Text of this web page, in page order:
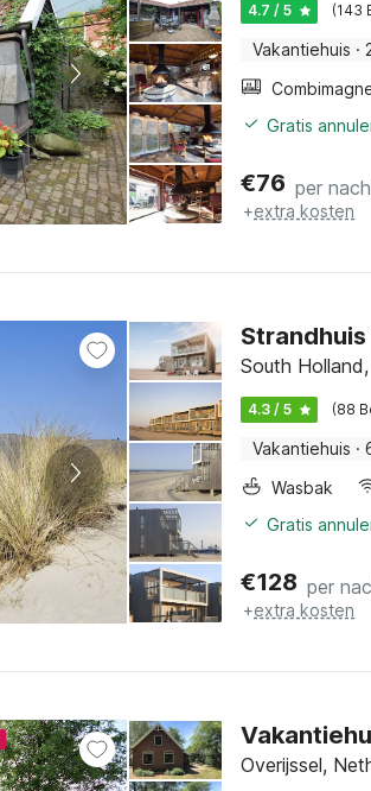
4.7 / 5 (143
Vakantiehuis ·
Gratis
€76 per
+extra kosten
South
4.3 / 5 (88
Vakantiehuis ·
Wasbak
Gratis
€128 per
+extra kosten
Overijssel,